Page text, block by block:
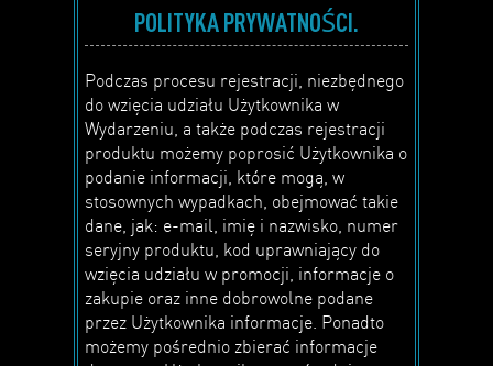
POLITYKA PRYWATNOŚCI.
Podczas procesu rejestracji, niezbędnego
do wzięcia udziału Użytkownika w
Wydarzeniu, a także podczas rejestracji
produktu możemy poprosić Użytkownika o
podanie informacji, które mogą, w
stosownych wypadkach, obejmować takie
dane, jak: e-mail, imię i nazwisko, numer
seryjny produktu, kod uprawniający do
wzięcia udziału w promocji, informacje o
zakupie oraz inne dobrowolne podane
przez Użytkownika informacje. Ponadto
możemy pośrednio zbierać informacje